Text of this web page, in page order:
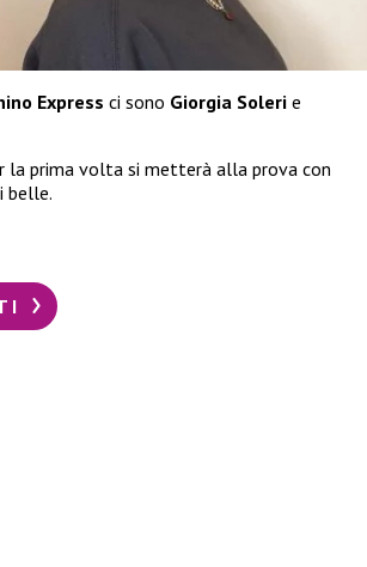
Express ci sono Giorgia Soleri e
la prima volta si metterà alla prova con
belle.